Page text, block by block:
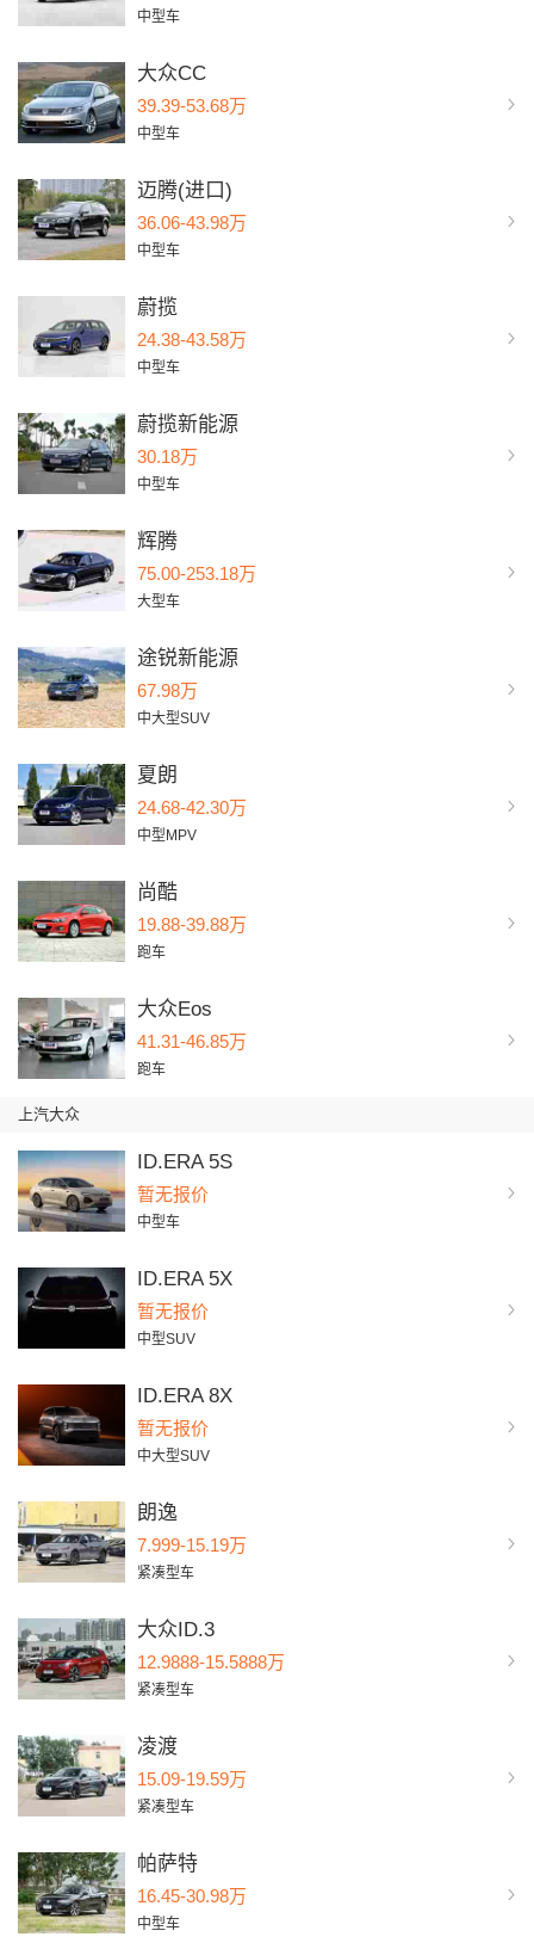
中型车
大众CC
39.39-53.68万
中型车
迈腾(进口)
36.06-43.98万
中型车
蔚揽
24.38-43.58万
中型车
蔚揽新能源
30.18万
中型车
辉腾
75.00-253.18万
大型车
途锐新能源
67.98万
中大型SUV
夏朗
24.68-42.30万
中型MPV
尚酷
19.88-39.88万
跑车
大众Eos
41.31-46.85万
跑车
上汽大众
ID.ERA 5S
暂无报价
中型车
ID.ERA 5X
暂无报价
中型SUV
ID.ERA 8X
暂无报价
中大型SUV
朗逸
7.999-15.19万
紧凑型车
大众ID.3
12.9888-15.5888万
紧凑型车
凌渡
15.09-19.59万
紧凑型车
帕萨特
16.45-30.98万
中型车